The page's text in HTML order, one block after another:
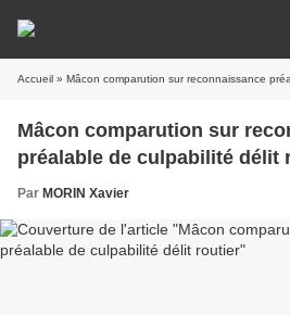
Accueil » Mâcon comparution sur reconnaissance
Mâcon comparution sur
préalable de culpabilité délit
Par MORIN Xavier